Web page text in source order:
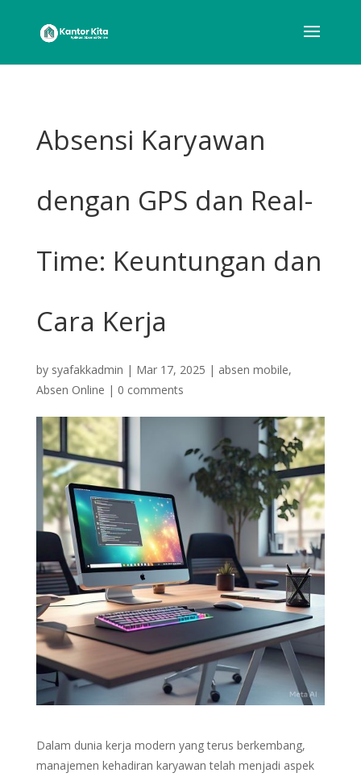
Absensi Karyawan
dengan GPS dan Real-
Time: Keuntungan dan
Cara Kerja
by syafakkadmin | Mar 17, 2025 | absen mobile,
Absen Online | 0 comments
Dalam dunia kerja modern yang terus berkembang,
manajemen kehadiran karyawan telah menjadi aspek